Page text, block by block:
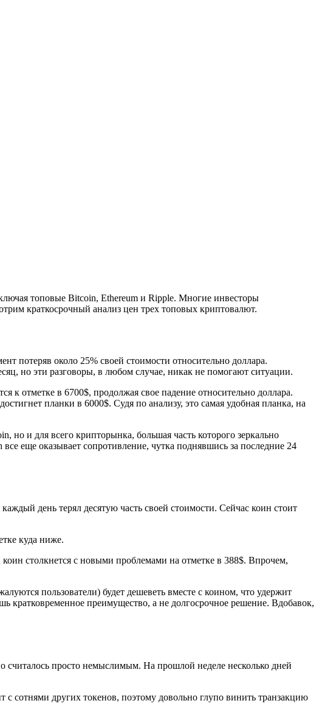
топовые Bitcoin, Ethereum и Ripple. Многие инвесторы
краткосрочный анализ цен трех топовых криптовалют.
потеряв около 25% своей стоимости относительно доллара.
но эти разговоры, в любом случае, никак не помогают ситуации.
к отметке в 6700$, продолжая свое падение относительно доллара.
планки в 6000$. Судя по анализу, это самая удобная планка, на
но и для всего крипторынка, большая часть которого зеркально
еще оказывает сопротивление, чутка поднявшись за последние 24
день терял десятую часть своей стоимости. Сейчас коин стоит
куда ниже.
столкнется с новыми проблемами на отметке в 388$. Впрочем,
пользователи) будет дешеветь вместе с коином, что удержит
кратковременное преимущество, а не долгосрочное решение. Вдобавок,
просто немыслимым. На прошлой неделе несколько дней
сотнями других токенов, поэтому довольно глупо винить транзакцию